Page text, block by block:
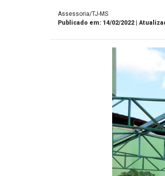
Assessoria/TJ-MS
Publicado em: 14/02/2022 |